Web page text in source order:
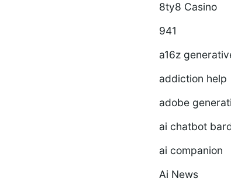
8ty8 Casino
941
a16z
addiction help
adobe
ai chatbot
ai companion
Ai News